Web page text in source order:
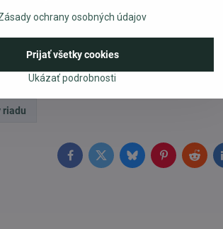
riadu
FacebookTwitterBlueskyPinterest
ochrany osobných údajov
Ukázať podrobnosti
Prijať všetky cookies